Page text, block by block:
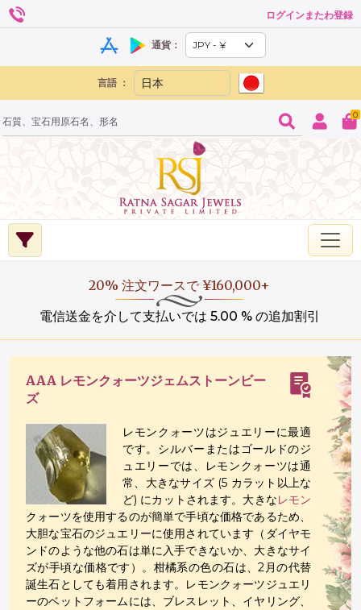
ログインまたわ登録
通貨：
言語 ：
0
20% 注文ワースで ¥160,000+
電信送金を介して支払いでは 5.00 % の追加割引
AAA レモンクォーツジェムストーンビー
ズ
レモンクォーツはジュエリーに最適
です。シルバーまたはゴールドのジ
ュエリーでは、レモンクォーツは通
常、大きなサイズ (5 カラット以上な
ど) にカットされます。大きなレモン
クォーツを使用するのが簡単で手頃な価格であるため、
大胆な宝石のジュエリーに使用されています（ダイヤモ
ンドのような他の石は単に入手できないか、大きなサイ
ズが手頃な価格です）。柑橘系の色の石は、2月の代替
誕生石としても着用されます。レモンクォーツジュエリ
ーのベットフォームには、ブレスレット、イヤリング、